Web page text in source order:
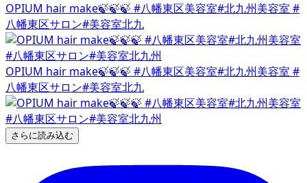
OPIUM hair make🍃🍃🍃 #八幡東区美容室#北九州美容室 #
八幡東区サロン#美容室北九
OPIUM hair make🍃🍃🍃 #八幡東区美容室#北九州美容室 #
八幡東区サロン#美容室北九
さらに読み込む